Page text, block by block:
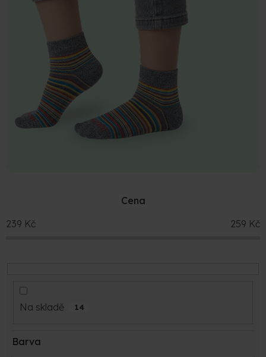
Cena
239 Kč 259 Kč
Na skladě 14
Barva